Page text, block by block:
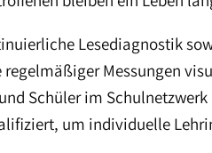
Lesediagnostik
Messungen
Schüler im
um individuelle